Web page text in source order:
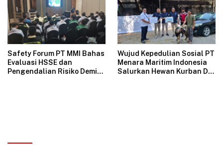
Safety Forum PT MMI Bahas
Evaluasi HSSE dan
Pengendalian Risiko Demi
Wujud Kepedulian Sosial PT
Menara Maritim Indonesia
Salurkan Hewan Kurban Di